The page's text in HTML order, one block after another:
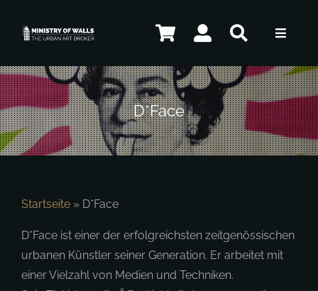
Inhalt
Toggle
Künstler
Kunstwerke
Kontakt
D*Face
Startseite » D*Face
D*Face ist einer der erfolgreichsten zeitgenössischen
urbanen Künstler seiner Generation. Er arbeitet mit
einer Vielzahl von Medien und Techniken.